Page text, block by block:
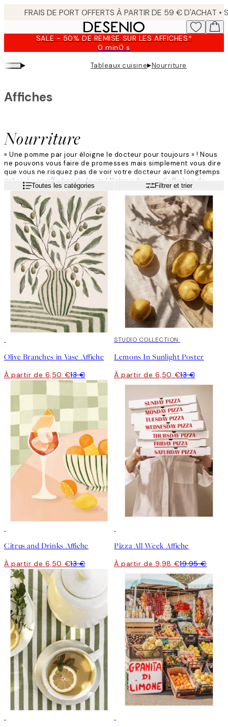
content.SALE - 50% DE REMISE SUR LES AFFICHES*
0 min0 s
Valable
jusqu'au
:
▸ Tableaux cuisine▸Nourriture
Nourriture
Affiches
« Une pomme par jour éloigne le docteur pour toujours » ! Nous
ne pouvons vous faire de promesses mais simplement vous dire
que vous ne risquez pas de voir votre docteur avant longtemps
grâce à nos affiches de fruits ! Notre rubrique d'affiches de
fruits propose des affiches de tailles et de designs très
différents. Vous en trouverez certaines en couleurs, d'autres en
noir et blanc. Illustrations graphiques, esquisses ou encore
photos, l'offre est large !
Lire la suiteToutes les catégories Filtrer et trier
Olive Branches in Vase Affiche
À partir de 6,50 €13 €
50%*
STUDIO COLLECTION
Lemons In Sunlight Poster
À partir de 6,50 €13 €
Citrus and Drinks Affiche
À partir de 6,50 €13 €
Pizza All Week Affiche
À partir de 9,98 €19,95 €